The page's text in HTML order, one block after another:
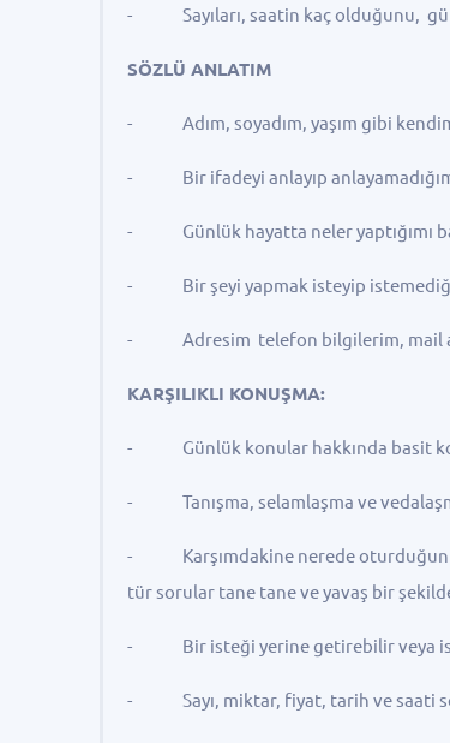
- Sayıları, saatin kaç olduğunu,
SÖZLÜ ANLATIM
- Adım, soyadım, yaşım gibi
- Bir ifadeyi anlayıp
- Günlük hayatta neler yaptığımı
- Bir şeyi yapmak isteyip
- Adresim telefon bilgilerim, mail
KARŞILIKLI KONUŞMA:
- Günlük konular hakkında basit
- Tanışma, selamlaşma ve
- Karşımdakine nerede oturduğunu,
tür sorular tane tane ve yavaş bir
- Bir isteği yerine getirebilir veya
- Sayı, miktar, fiyat, tarih ve saati